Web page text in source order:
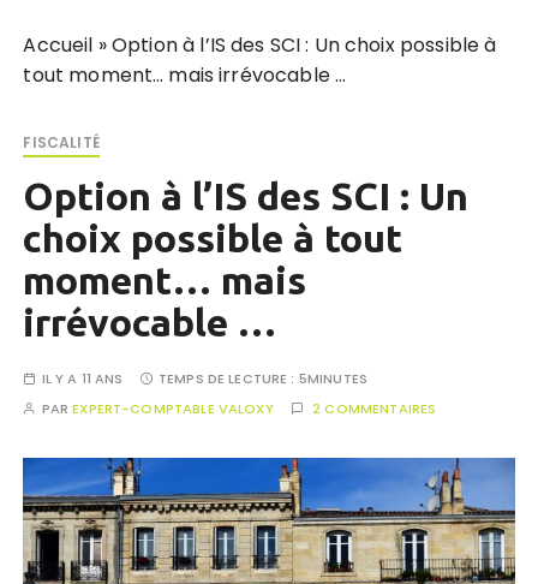
Accueil »Option à l’IS des SCI : Un choix possible à
tout moment… mais irrévocable …
FISCALITÉ
Option à l’IS des SCI : Un
choix possible à tout
moment… mais
irrévocable …
IL Y A 11 ANS TEMPS DE LECTURE : 5MINUTES
PAREXPERT-COMPTABLE VALOXY 2 COMMENTAIRES